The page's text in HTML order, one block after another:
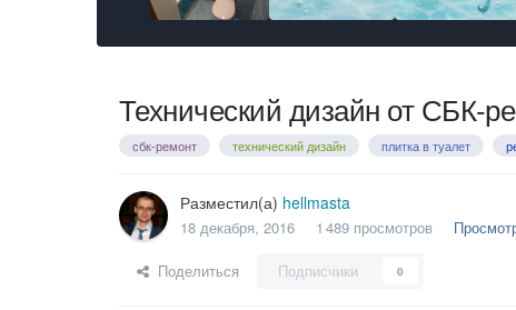
Технический дизайн от СБК-
сбк-ремонт технический дизайн плитка в туалет
Разместил(а) hellmasta
18 декабря, 2016 1 489 просмотров
Поделиться Подписчики 0